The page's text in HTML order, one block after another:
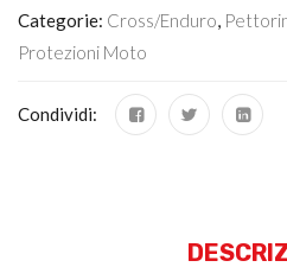
Categorie: Cross/Enduro,
Protezioni Moto
Condividi: